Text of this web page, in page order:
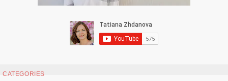
CATEGORIES